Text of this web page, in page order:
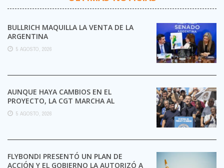
BULLRICH MAQUILLA LA VENTA DE LA
ARGENTINA
5 AGOSTO, 2026
AUNQUE HAYA CAMBIOS EN EL
PROYECTO, LA CGT MARCHA AL
CONGRESO CONTRA LA LEY DE ...
5 AGOSTO, 2026
FLYBONDI PRESENTÓ UN PLAN DE
ACCIÓN Y EL GOBIERNO LA AUTORIZÓ A